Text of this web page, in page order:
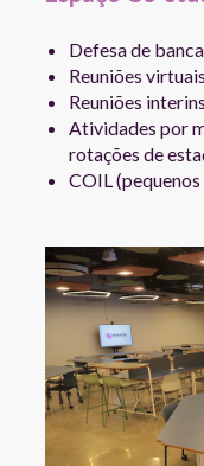
Defesa de
Reuniões virtuais
Reuniões
Atividades por
rotações de
COIL